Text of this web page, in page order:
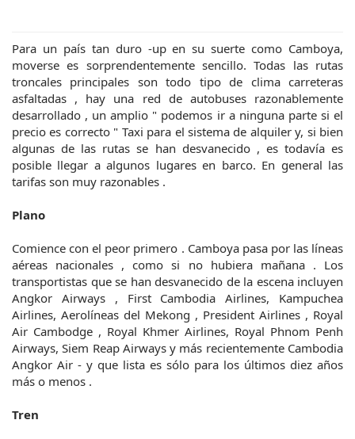
Para un país tan duro -up en su suerte como Camboya,
moverse es sorprendentemente sencillo. Todas las rutas
troncales principales son todo tipo de clima carreteras
asfaltadas , hay una red de autobuses razonablemente
desarrollado , un amplio " podemos ir a ninguna parte si el
precio es correcto " Taxi para el sistema de alquiler y, si bien
algunas de las rutas se han desvanecido , es todavía es
posible llegar a algunos lugares en barco. En general las
tarifas son muy razonables .
Plano
Comience con el peor primero . Camboya pasa por las líneas
aéreas nacionales , como si no hubiera mañana . Los
transportistas que se han desvanecido de la escena incluyen
Angkor Airways , First Cambodia Airlines, Kampuchea
Airlines, Aerolíneas del Mekong , President Airlines , Royal
Air Cambodge , Royal Khmer Airlines, Royal Phnom Penh
Airways, Siem Reap Airways y más recientemente Cambodia
Angkor Air - y que lista es sólo para los últimos diez años
más o menos .
Tren